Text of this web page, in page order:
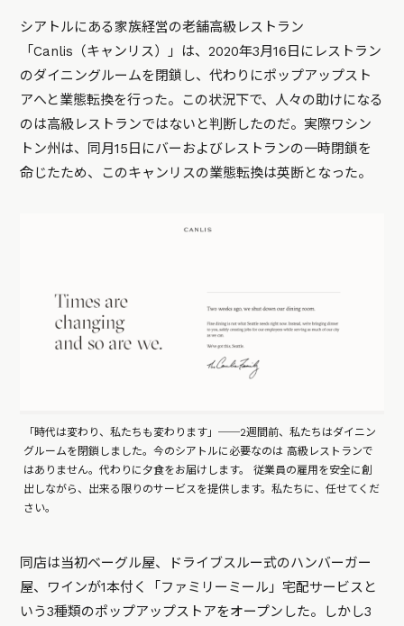
シアトルにある家族経営の老舗高級レストラン
「Canlis（キャンリス）」は、2020年3月16日にレストラン
のダイニングルームを閉鎖し、代わりにポップアップスト
アへと業態転換を行った。この状況下で、人々の助けになる
のは高級レストランではないと判断したのだ。実際ワシン
トン州は、同月15日にバーおよびレストランの一時閉鎖を
命じたため、このキャンリスの業態転換は英断となった。
「時代は変わり、私たちも変わります」──2週間前、私たちはダイニン
グルームを閉鎖しました。今のシアトルに必要なのは 高級レストランで
はありません。代わりに夕食をお届けします。 従業員の雇用を安全に創
出しながら、出来る限りのサービスを提供します。私たちに、任せてくだ
さい。
同店は当初ベーグル屋、ドライブスルー式のハンバーガー
屋、ワインが1本付く「ファミリーミール」宅配サービスと
いう3種類のポップアップストアをオープンした。しかし3